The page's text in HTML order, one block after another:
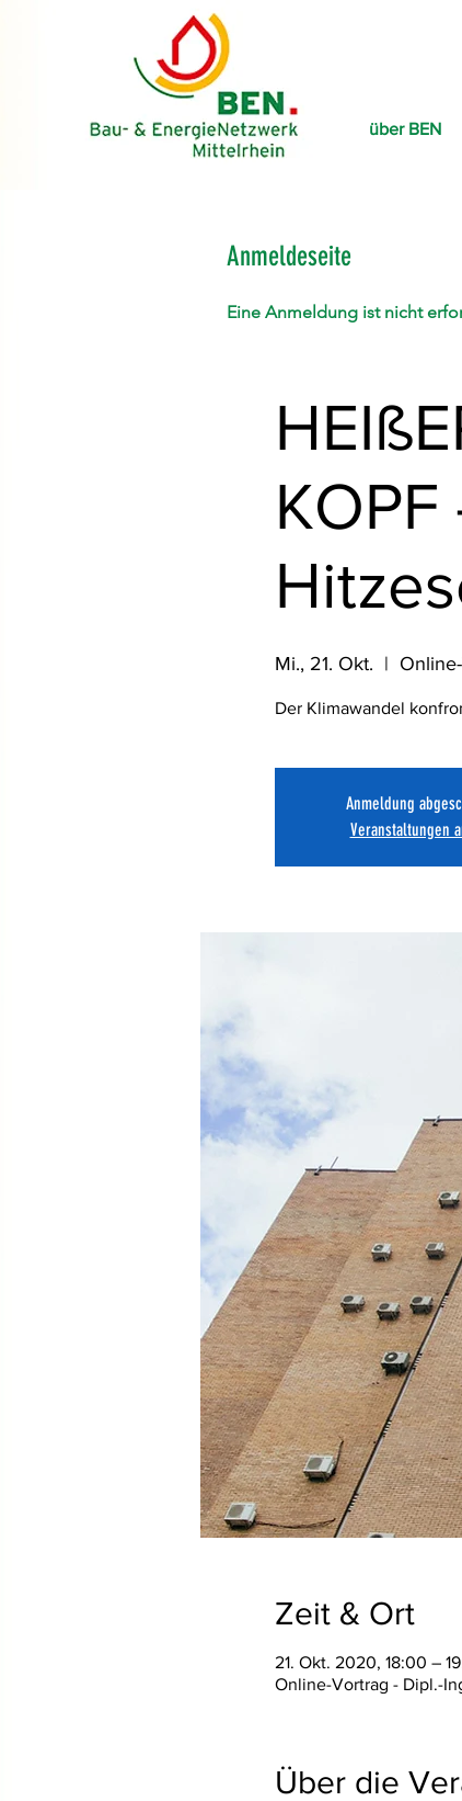
über BEN
Anmeldeseite
Mi., 21. Okt.
  |
Der Klimawandel
Anmeldung
Veranstaltungen
Zeit & Ort
21. Okt. 2020, 18:00 –
Online-Vortrag - Dipl.-
Über die
Eine Anmeldung ist nicht